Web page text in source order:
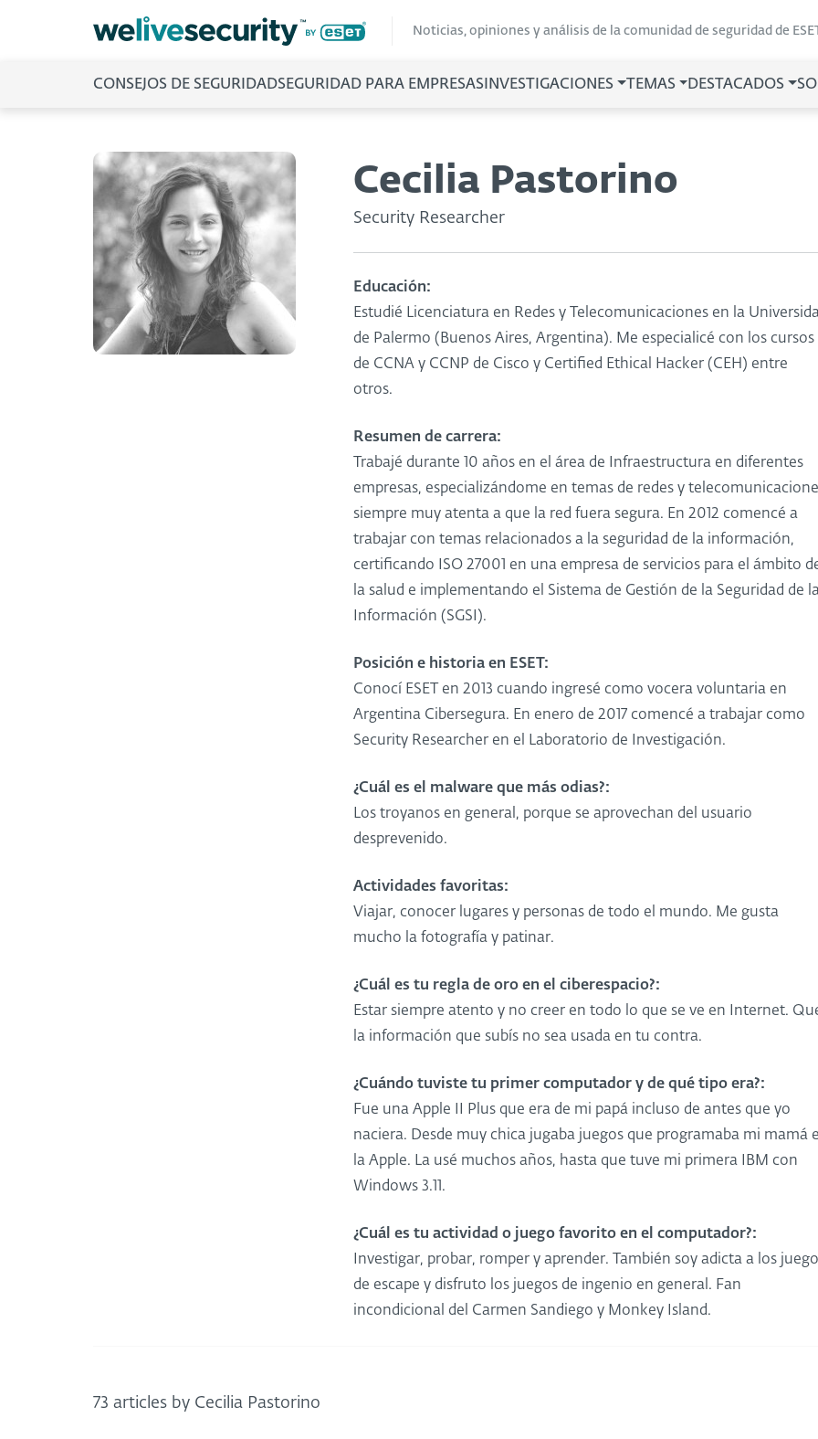
Noticias, opiniones y análisis de la comunidad de seguridad de
CONSEJOS DE SEGURIDADSEGURIDAD PARA EMPRESAS INVESTIGACIONES TEMAS DESTACADOS
Cecilia Pastorino
Security Researcher
Educación:
Estudié Licenciatura en Redes y Telecomunicaciones en la
de Palermo (Buenos Aires, Argentina). Me especialicé con los cursos
de CCNA y CCNP de Cisco y Certified Ethical Hacker (CEH) entre
otros.
Resumen de carrera:
Trabajé durante 10 años en el área de Infraestructura en diferentes
empresas, especializándome en temas de redes y
siempre muy atenta a que la red fuera segura. En 2012 comencé a
trabajar con temas relacionados a la seguridad de la información,
certificando ISO 27001 en una empresa de servicios para el ámbito
la salud e implementando el Sistema de Gestión de la Seguridad de
Información (SGSI).
Posición e historia en ESET:
Conocí ESET en 2013 cuando ingresé como vocera voluntaria en
Argentina Cibersegura. En enero de 2017 comencé a trabajar como
Security Researcher en el Laboratorio de Investigación.
¿Cuál es el malware que más odias?:
Los troyanos en general, porque se aprovechan del usuario
desprevenido.
Actividades favoritas:
Viajar, conocer lugares y personas de todo el mundo. Me gusta
mucho la fotografía y patinar.
¿Cuál es tu regla de oro en el ciberespacio?:
Estar siempre atento y no creer en todo lo que se ve en Internet.
la información que subís no sea usada en tu contra.
¿Cuándo tuviste tu primer computador y de qué tipo era?:
Fue una Apple II Plus que era de mi papá incluso de antes que yo
naciera. Desde muy chica jugaba juegos que programaba mi mamá
la Apple. La usé muchos años, hasta que tuve mi primera IBM con
Windows 3.11.
¿Cuál es tu actividad o juego favorito en el computador?:
Investigar, probar, romper y aprender. También soy adicta a los
de escape y disfruto los juegos de ingenio en general. Fan
incondicional del Carmen Sandiego y Monkey Island.
73 articles by Cecilia Pastorino